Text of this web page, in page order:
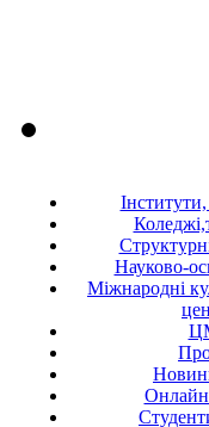
Науково-
Міжнародні
Онлайн